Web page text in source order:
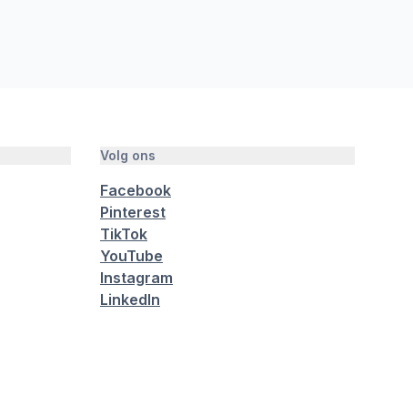
Volg ons
Facebook
Pinterest
TikTok
YouTube
Instagram
LinkedIn